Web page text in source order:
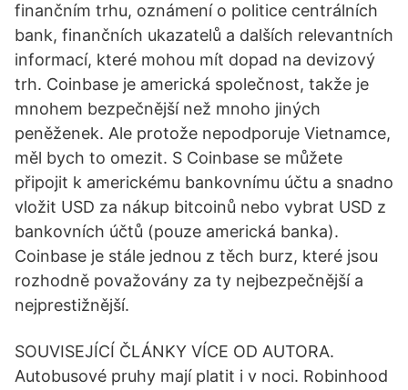
finančním trhu, oznámení o politice centrálních
bank, finančních ukazatelů a dalších relevantních
informací, které mohou mít dopad na devizový
trh. Coinbase je americká společnost, takže je
mnohem bezpečnější než mnoho jiných
peněženek. Ale protože nepodporuje Vietnamce,
měl bych to omezit. S Coinbase se můžete
připojit k americkému bankovnímu účtu a snadno
vložit USD za nákup bitcoinů nebo vybrat USD z
bankovních účtů (pouze americká banka).
Coinbase je stále jednou z těch burz, které jsou
rozhodně považovány za ty nejbezpečnější a
nejprestižnější.
SOUVISEJÍCÍ ČLÁNKY VÍCE OD AUTORA.
Autobusové pruhy mají platit i v noci. Robinhood